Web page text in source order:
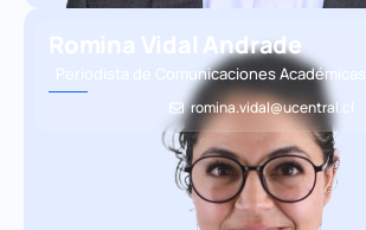
Romina Vidal Andrade
Periodista de Comunicaciones Académicas
romina.vidal@ucentral.cl